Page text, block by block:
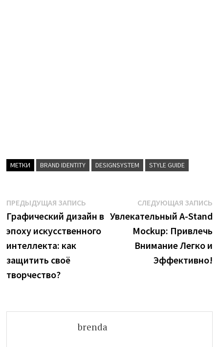
МЕТКИ BRAND IDENTITY DESIGNSYSTEM STYLE GUIDE
Навигация
по
записям
ПРЕДЫДУЩАЯ ЗАПИСЬ
запись:
Графический дизайн в
эпоху искусственного
интеллекта: как
защитить своё
творчество?
СЛЕДУЮЩАЯ ЗАПИСЬ
Увлекательный A-Stand
Mockup: Привлечь
Внимание Легко и
Эффективно!
brenda